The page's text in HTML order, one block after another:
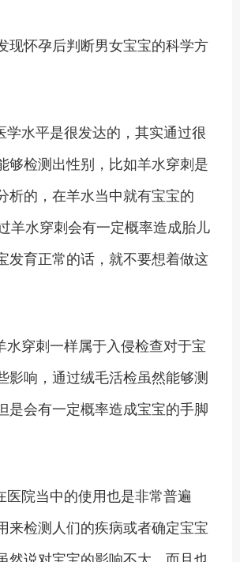
怀孕后判断男女宝宝的科学方
水平是很发达的，其实通过很
够检测出性别，比如羊水穿刺是
析的，在羊水当中就有宝宝的
羊水穿刺会有一定概率造成胎儿
发育正常的话，就不要想着做这
水穿刺一样属于入侵检查对于宝
影响，通过绒毛活检虽然能够测
是会有一定概率造成宝宝的手脚
院当中的使用也是非常普遍
来检测人们的疾病或者确定宝宝